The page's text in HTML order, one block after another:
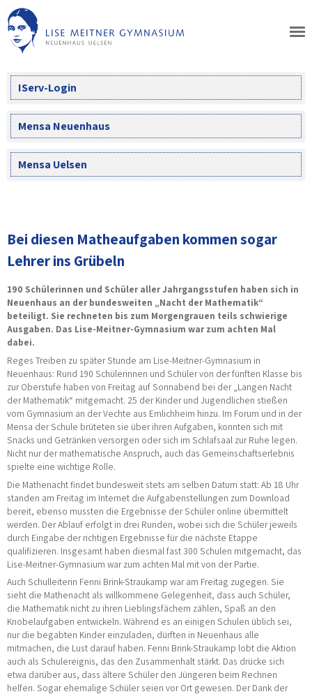
Skip
to
content
IServ-Login
Mensa Neuenhaus
Mensa Uelsen
Bei diesen Matheaufgaben kommen sogar
Lehrer ins Grübeln
190 Schülerinnen und Schüler aller Jahrgangsstufen haben sich in
Neuenhaus an der bundesweiten „Nacht der Mathematik“
beteiligt. Sie rechneten bis zum Morgengrauen teils schwierige
Ausgaben. Das Lise-Meitner-Gymnasium war zum achten Mal
dabei.
Reges Treiben zu später Stunde am Lise-Meitner-Gymnasium in
Neuenhaus: Rund 190 Schülerinnen und Schüler von der fünften Klasse bis
zur Oberstufe haben von Freitag auf Sonnabend bei der „Langen Nacht
der Mathematik“ mitgemacht. 25 der Kinder und Jugendlichen stießen
vom Gymnasium an der Vechte aus Emlichheim hinzu. Im Forum und in der
Mensa der Schule brüteten sie über ihren Aufgaben, konnten sich mit
Snacks und Getränken versorgen oder sich im Schlafsaal zur Ruhe legen.
Nicht nur der mathematische Anspruch, auch das Gemeinschaftserlebnis
spielte eine wichtige Rolle.
Die Mathenacht findet bundesweit stets am selben Datum statt: Ab 18 Uhr
standen am Freitag im Internet die Aufgabenstellungen zum Download
bereit, ebenso mussten die Ergebnisse der Schüler online übermittelt
werden. Der Ablauf erfolgt in drei Runden, wobei sich die Schüler jeweils
durch Eingabe der richtigen Ergebnisse für die nächste Etappe
qualifizieren. Insgesamt haben diesmal fast 300 Schulen mitgemacht, das
Lise-Meitner-Gymnasium war zum achten Mal mit von der Partie.
Auch Schulleiterin Fenni Brink-Straukamp war am Freitag zugegen. Sie
sieht die Mathenacht als willkommene Gelegenheit, dass auch Schüler,
die Mathematik nicht zu ihren Lieblingsfächern zählen, Spaß an den
Knobelaufgaben entwickeln. Während es an einigen Schulen üblich sei,
nur die begabten Kinder einzuladen, dürften in Neuenhaus alle
mitmachen, die Lust darauf haben. Fenni Brink-Straukamp lobt die Aktion
auch als Schulereignis, das den Zusammenhalt stärkt. Das drücke sich
etwa darüber aus, dass ältere Schüler den Jüngeren beim Rechnen
helfen. Sogar ehemalige Schüler seien vor Ort gewesen. Der Dank der